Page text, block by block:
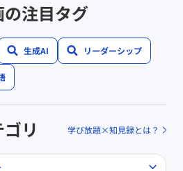
注目タグ
生成AI リーダーシップ
リ 学び放題×知見録とは？